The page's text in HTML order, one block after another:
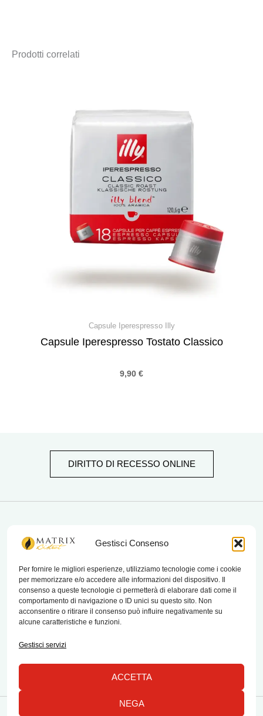
Gestisci Consenso
Per fornire le migliori esperienze, utilizziamo tecnologie come i cookie
per memorizzare e/o accedere alle informazioni del dispositivo. Il
consenso a queste tecnologie ci permetterà di elaborare dati come il
comportamento di navigazione o ID unici su questo sito. Non
acconsentire o ritirare il consenso può influire negativamente su
alcune caratteristiche e funzioni.
Gestisci servizi
ACCETTA
NEGA
Prodotti correlati
Capsule Iperespresso Illy
Capsule Iperespresso Tostato Classico
9,90 €
DIRITTO DI RECESSO ONLINE
matrix bistrot
Chi Siamo
Contatti
Termini e condizioni di vendita e reso